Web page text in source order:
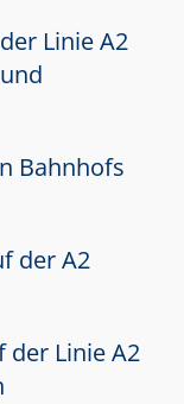
Linie A2
Bahnhofs
der A2
der Linie A2